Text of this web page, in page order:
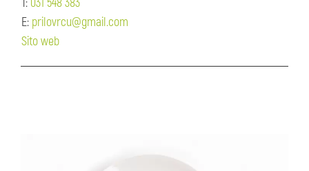
E: prilovrcu@gmail.com
Sito web